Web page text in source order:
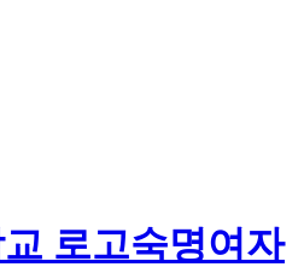
로고숙명여자